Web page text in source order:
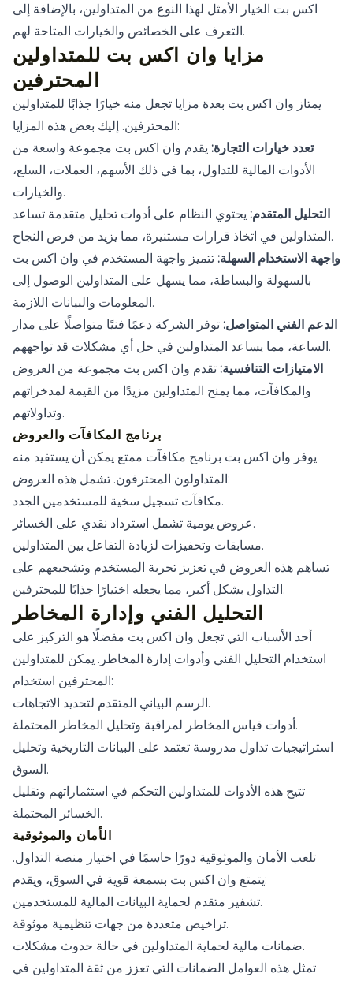
اكس بت الخيار الأمثل لهذا النوع من المتداولين، بالإضافة إلى
التعرف على الخصائص والخيارات المتاحة لهم.
مزايا وان اكس بت للمتداولين
المحترفين
يمتاز وان اكس بت بعدة مزايا تجعل منه خيارًا جذابًا للمتداولين
المحترفين. إليك بعض هذه المزايا:
تعدد خيارات التجارة: يقدم وان اكس بت مجموعة واسعة من
الأدوات المالية للتداول، بما في ذلك الأسهم، العملات، السلع،
والخيارات.
التحليل المتقدم: يحتوي النظام على أدوات تحليل متقدمة تساعد
المتداولين في اتخاذ قرارات مستنيرة، مما يزيد من فرص النجاح.
واجهة الاستخدام السهلة: تتميز واجهة المستخدم في وان اكس بت
بالسهولة والبساطة، مما يسهل على المتداولين الوصول إلى
المعلومات والبيانات اللازمة.
الدعم الفني المتواصل: توفر الشركة دعمًا فنيًا متواصلًا على مدار
الساعة، مما يساعد المتداولين في حل أي مشكلات قد تواجههم.
الامتيازات التنافسية: تقدم وان اكس بت مجموعة من العروض
والمكافآت، مما يمنح المتداولين مزيدًا من القيمة لمدخراتهم
وتداولاتهم.
برنامج المكافآت والعروض
يوفر وان اكس بت برنامج مكافآت ممتع يمكن أن يستفيد منه
المتداولون المحترفون. تشمل هذه العروض:
مكافآت تسجيل سخية للمستخدمين الجدد.
عروض يومية تشمل استرداد نقدي على الخسائر.
مسابقات وتحفيزات لزيادة التفاعل بين المتداولين.
تساهم هذه العروض في تعزيز تجربة المستخدم وتشجيعهم على
التداول بشكل أكبر، مما يجعله اختيارًا جذابًا للمحترفين.
التحليل الفني وإدارة المخاطر
أحد الأسباب التي تجعل وان اكس بت مفضلًا هو التركيز على
استخدام التحليل الفني وأدوات إدارة المخاطر. يمكن للمتداولين
المحترفين استخدام:
الرسم البياني المتقدم لتحديد الاتجاهات.
أدوات قياس المخاطر لمراقبة وتحليل المخاطر المحتملة.
استراتيجيات تداول مدروسة تعتمد على البيانات التاريخية وتحليل
السوق.
تتيح هذه الأدوات للمتداولين التحكم في استثماراتهم وتقليل
الخسائر المحتملة.
الأمان والموثوقية
تلعب الأمان والموثوقية دورًا حاسمًا في اختيار منصة التداول.
يتمتع وان اكس بت بسمعة قوية في السوق، ويقدم:
تشفير متقدم لحماية البيانات المالية للمستخدمين.
تراخيص متعددة من جهات تنظيمية موثوقة.
ضمانات مالية لحماية المتداولين في حالة حدوث مشكلات.
تمثل هذه العوامل الضمانات التي تعزز من ثقة المتداولين في